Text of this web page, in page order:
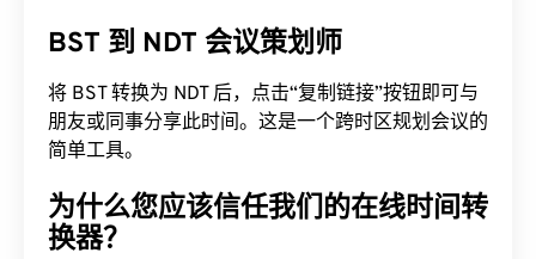
BST 到 NDT 会议策划师
将 BST 转换为 NDT 后，点击“复制链接”按钮即可与
朋友或同事分享此时间。这是一个跨时区规划会议的
简单工具。
为什么您应该信任我们的在线时间转
换器？